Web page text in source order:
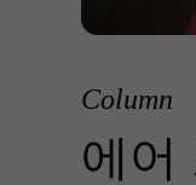
Column
에어